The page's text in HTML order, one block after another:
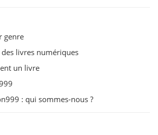
genre
livres numériques
un livre
: qui sommes-nous ?